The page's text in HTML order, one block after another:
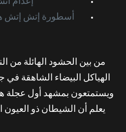
إعدام
أسطورة إتش إتش
من بين الحشود الهائلة من
الهياكل البيضاء الشاهقة
ويستمتعون بمشهد أول عجلة
يعلم أن الشيطان ذو العيون